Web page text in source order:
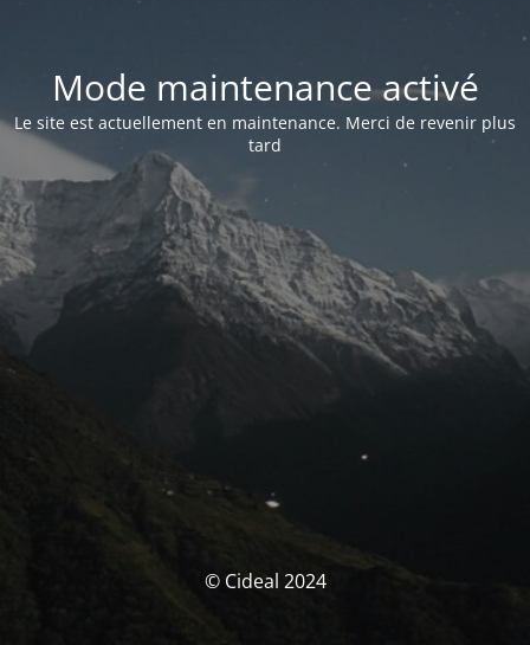
Mode maintenance activé
Le site est actuellement en maintenance. Merci de revenir plus
tard
© Cideal 2024